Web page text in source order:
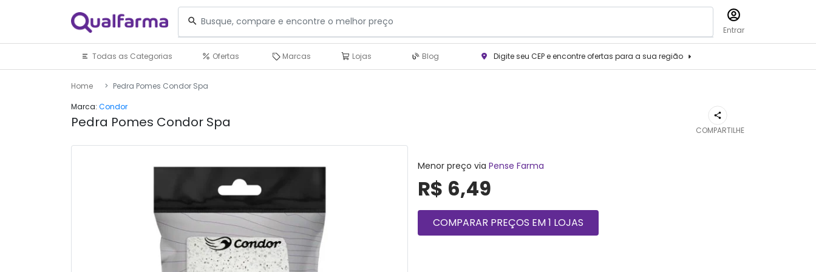
Entrar
Todas as Categorias Ofertas Marcas Lojas Blog Digite seu CEP e encontre ofertas para a sua região
Home
Pedra Pomes Condor Spa
Marca: Condor
Pedra Pomes Condor Spa COMPARTILHE
Menor preço via Pense Farma
R$ 6,49
COMPARAR PREÇOS EM 1 LOJAS